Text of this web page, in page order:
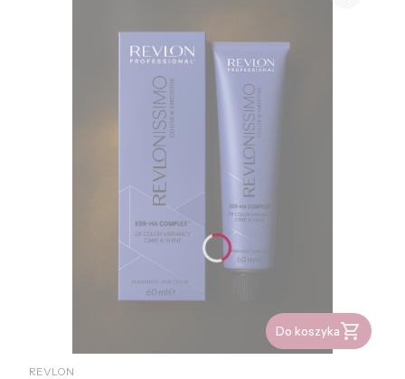
Do koszyka
PRODUCENT
REVLON